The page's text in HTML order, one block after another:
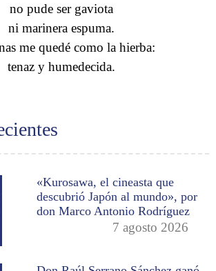
«Kurosawa, el cineasta que
descubrió Japón al mundo», por
don Marco Antonio Rodríguez
7 agosto 2026
no pude ser gaviota
ni marinera espuma.
me quedé como la hierba:
tenaz y humedecida.